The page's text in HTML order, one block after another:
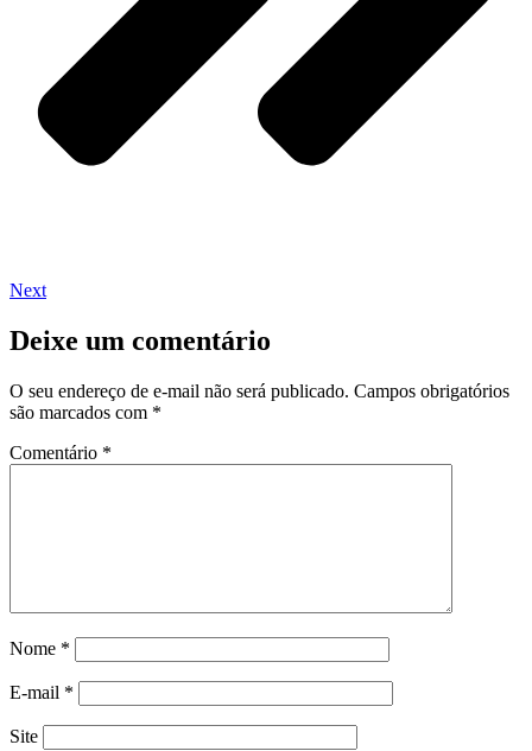
Next
Deixe um comentário
O seu endereço de e-mail não será publicado. Campos obrigatórios
são marcados com *
Comentário *
Nome *
E-mail *
Site